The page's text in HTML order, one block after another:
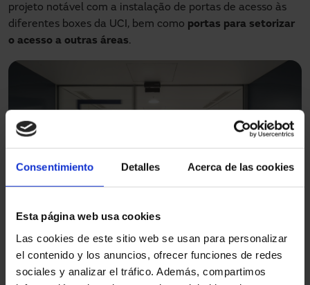
Consentimiento Detalles Acerca de las cookies
Esta página web usa cookies
Las cookies de este sitio web se usan para personalizar
el contenido y los anuncios, ofrecer funciones de redes
sociales y analizar el tráfico. Además, compartimos
projeto notável com a instalação de portas de acesso às
diferentes boxes da UCI, bem como portas para setorizar
o acesso a outras áreas.